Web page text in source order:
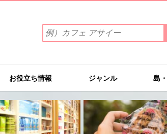
索
ワ
を
入
力
(例）
カ
お役立ち情報 ジャンル 島